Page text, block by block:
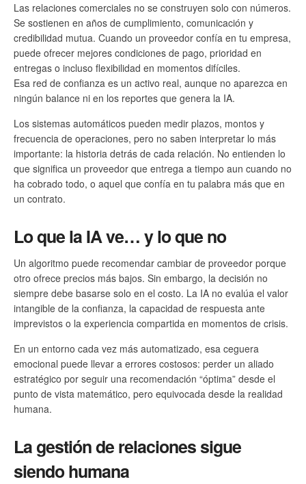
Las relaciones comerciales no se construyen solo con números.
Se sostienen en años de cumplimiento, comunicación y
credibilidad mutua. Cuando un proveedor confía en tu empresa,
puede ofrecer mejores condiciones de pago, prioridad en
entregas o incluso flexibilidad en momentos difíciles.
Esa red de confianza es un activo real, aunque no aparezca en
ningún balance ni en los reportes que genera la IA.
Los sistemas automáticos pueden medir plazos, montos y
frecuencia de operaciones, pero no saben interpretar lo más
importante: la historia detrás de cada relación. No entienden lo
que significa un proveedor que entrega a tiempo aun cuando no
ha cobrado todo, o aquel que confía en tu palabra más que en
un contrato.
Lo que la IA ve… y lo que no
Un algoritmo puede recomendar cambiar de proveedor porque
otro ofrece precios más bajos. Sin embargo, la decisión no
siempre debe basarse solo en el costo. La IA no evalúa el valor
intangible de la confianza, la capacidad de respuesta ante
imprevistos o la experiencia compartida en momentos de crisis.
En un entorno cada vez más automatizado, esa ceguera
emocional puede llevar a errores costosos: perder un aliado
estratégico por seguir una recomendación “óptima” desde el
punto de vista matemático, pero equivocada desde la realidad
humana.
La gestión de relaciones sigue
siendo humana